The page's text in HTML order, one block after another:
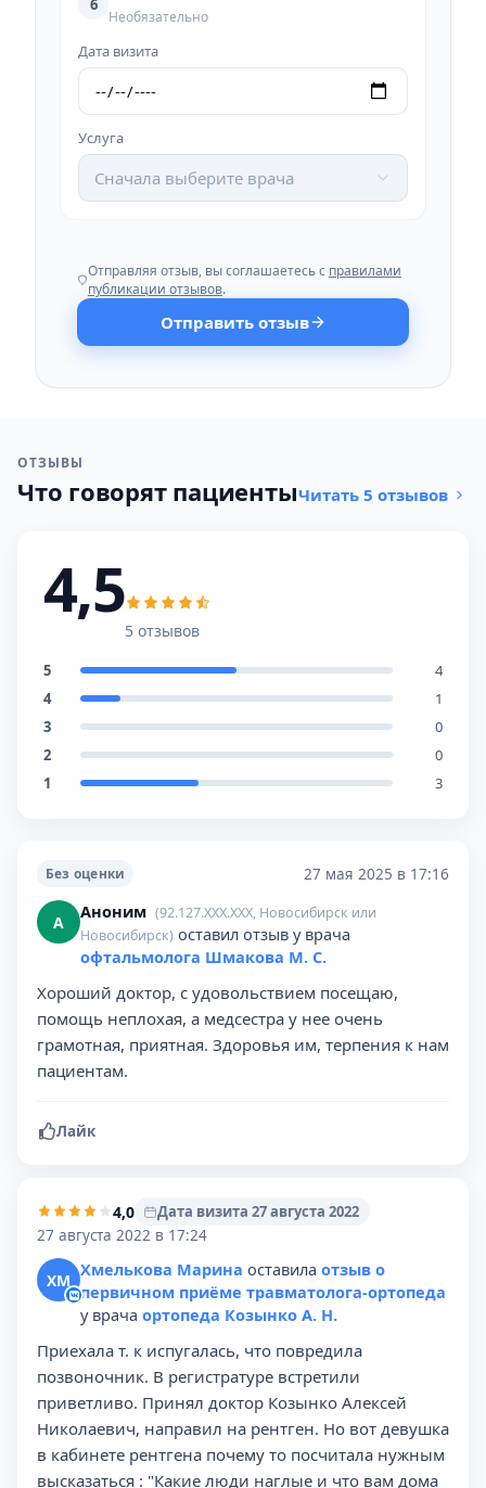
Необязательно
Дата визита
Услуга
Сначала выберите врача
Отправляя отзыв, вы соглашаетесь с правилами
публикации отзывов.
Отправить отзыв
ОТЗЫВЫ
Что говорят пациентыЧитать 5 отзывов
4,5
5 отзывов
5
4
4
1
3
0
2
0
1
3
Без оценки 27 мая 2025 в 17:16
А Аноним (92.127.XXX.XXX, Новосибирск или
Новосибирск) оставил отзыв у врача
офтальмолога Шмакова М. С.
Хороший доктор, с удовольствием посещаю,
помощь неплохая, а медсестра у нее очень
грамотная, приятная. Здоровья им, терпения к нам
пациентам.
Лайк
4,0
Дата визита 27 августа 2022
27 августа 2022 в 17:24
ХМ Хмелькова Марина оставила отзыв о
первичном приёме травматолога-ортопеда
у врача ортопеда Козынко А. Н.
Приехала т. к испугалась, что повредила
позвоночник. В регистратуре встретили
приветливо. Принял доктор Козынко Алексей
Николаевич, направил на рентген. Но вот девушка
в кабинете рентгена почему то посчитала нужным
высказаться : "Какие люди наглые и что вам дома